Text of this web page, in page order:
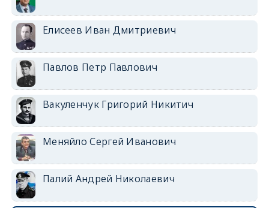
Елисеев Иван Дмитриевич
Павлов Петр Павлович
Вакуленчук Григорий Никитич
Меняйло Сергей Иванович
Палий Андрей Николаевич